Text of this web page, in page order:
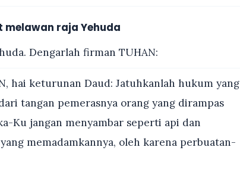
melawan raja Yehuda
Dengarlah firman TUHAN:
hai keturunan Daud: Jatuhkanlah hukum yang
tangan pemerasnya orang yang dirampas
Ku jangan menyambar seperti api dan
memadamkannya, oleh karena perbuatan-